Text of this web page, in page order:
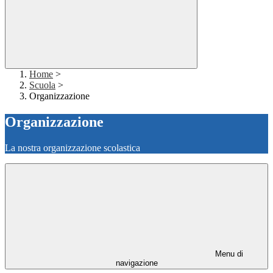
Home >
Scuola >
Organizzazione
Organizzazione
La nostra organizzazione scolastica
Menu di
navigazione